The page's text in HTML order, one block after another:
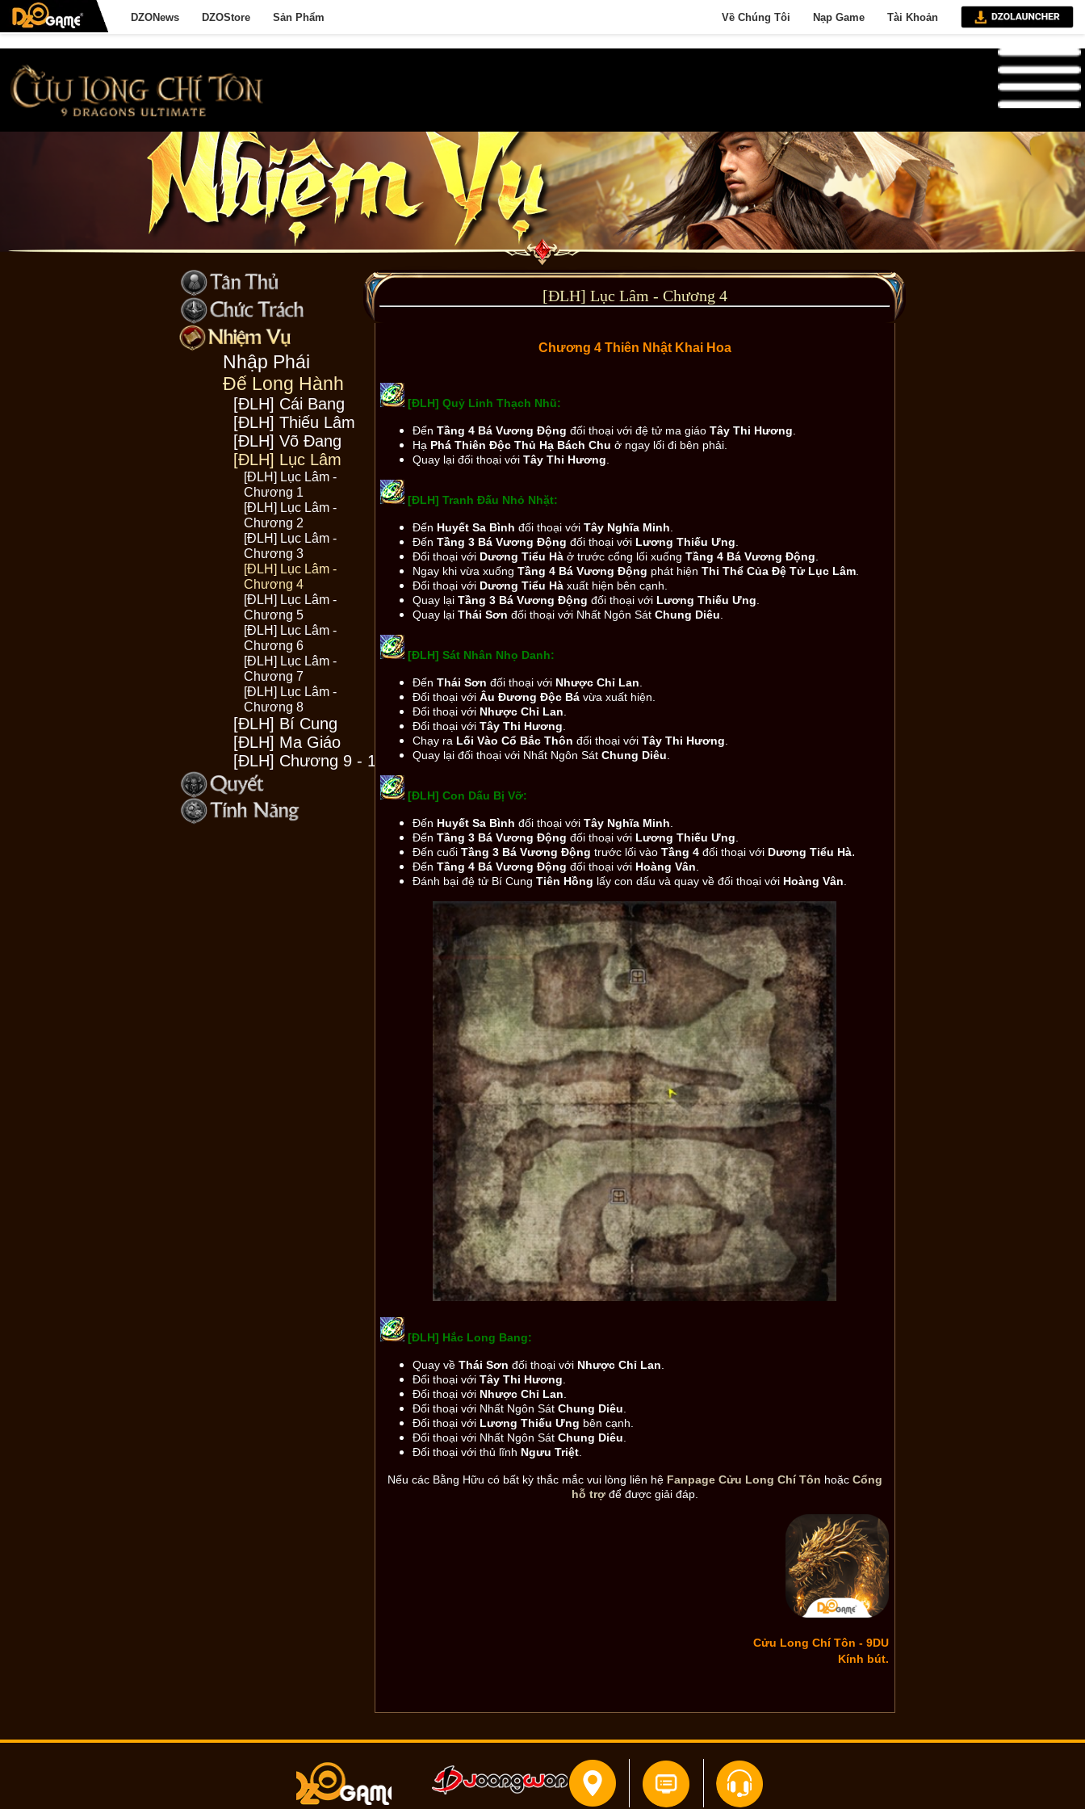
DZONews DZOStore Sản Phẩm Về Chúng Tôi Nạp Game Tài Khoản
Nhập Phái
Đế Long Hành
[ĐLH] Cái Bang
[ĐLH] Thiếu Lâm
[ĐLH] Võ Đang
[ĐLH] Lục Lâm
[ĐLH] Lục Lâm -
Chương 1
[ĐLH] Lục Lâm -
Chương 2
[ĐLH] Lục Lâm -
Chương 3
[ĐLH] Lục Lâm -
Chương 4
[ĐLH] Lục Lâm -
Chương 5
[ĐLH] Lục Lâm -
Chương 6
[ĐLH] Lục Lâm -
Chương 7
[ĐLH] Lục Lâm -
Chương 8
[ĐLH] Bí Cung
[ĐLH] Ma Giáo
[ĐLH] Chương 9 - 12
[ĐLH] Lục Lâm - Chương 4
Chương 4 Thiên Nhật Khai Hoa
[ĐLH] Quỷ Linh Thạch Nhũ:
ĐếnTầng 4 Bá Vương Độngđối thoại với đệ tử ma giáo Tây Thi Hương.
Hạ Phá Thiên Độc Thủ Hạ Bách Chuở ngay lối đi bên phải.
Quay lại đối thoại vớiTây Thi Hương.
[ĐLH] Tranh Đấu Nhỏ Nhặt:
Đến Huyết Sa Bìnhđối thoại vớiTây Nghĩa Minh.
ĐếnTầng 3 Bá Vương Độngđối thoại với Lương Thiếu Ưng.
Đối thoại với Dương Tiểu Hàở trước cổng lối xuống Tầng 4 Bá Vương Động.
Ngay khi vừa xuống Tầng 4 Bá Vương Động phát hiện Thi Thể Của Đệ Tử Lục Lâm.
Đối thoại với Dương Tiểu Hàxuất hiện bên cạnh.
Quay lạiTầng 3 Bá Vương Độngđối thoại với Lương Thiếu Ưng.
Quay lạiThái Sơnđối thoại với Nhất Ngôn SátChung Diêu.
[ĐLH] Sát Nhân Nhọ Danh:
ĐếnThái Sơnđối thoại với Nhược Chỉ Lan.
Đối thoại vớiÂu Đương Độc Bávừa xuất hiện.
Đối thoại với Nhược Chỉ Lan.
Đối thoại vớiTây Thi Hương.
Chạy ra Lối Vào Cổ Bắc Thôn đối thoại vớiTây Thi Hương.
Quay lại đối thoại với Nhất Ngôn SátChung Diêu.
[ĐLH] Con Dấu Bị Vỡ:
Đến Huyết Sa Bìnhđối thoại vớiTây Nghĩa Minh.
ĐếnTầng 3 Bá Vương Độngđối thoại với Lương Thiếu Ưng.
Đến cuốiTầng 3 Bá Vương Độngtrước lối vào Tầng 4đối thoại với Dương Tiểu Hà.
ĐếnTầng 4 Bá Vương Độngđối thoại với Hoàng Vân.
Đánh bại đệ tử Bí CungTiên Hồng lấy con dấu và quay về đối thoại với Hoàng Vân.
[ĐLH] Hắc Long Bang:
Quay vềThái Sơnđối thoại với Nhược Chỉ Lan
Đối thoại vớiTây Thi Hương
Đối thoại với Nhược Chỉ Lan
Đối thoại với Nhất Ngôn Sát Chung Diêu
Đối thoại với Lương Thiếu Ưng bên cạnh.
Đối thoại với Nhất Ngôn Sát Chung Diêu
Đối thoại với thủ lĩnh Ngưu Triệt
Nếu các Bằng Hữu có bất kỳ thắc mắc vui lòng liên hệ Fanpage Cửu Long Chí Tôn hoặc Cổng
hỗ trợđể được giải đáp.
Cửu Long Chí Tôn - 9DU
Kính bút.